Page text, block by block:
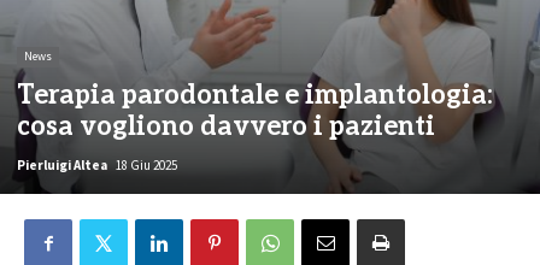
News
Terapia parodontale e implantologia:
cosa vogliono davvero i pazienti
Pierluigi Altea 18 Giu 2025